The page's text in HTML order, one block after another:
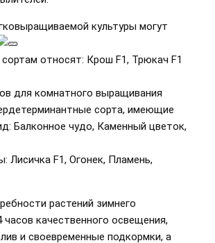
культуры могут
относят: Крош F1, Трюкач F1
для комнатного выращивания
сорта, имеющие
Балконное чудо, Каменный цветок,
Лисичка F1, Огонек, Пламень,
растений зимнего
часов качественного освещения,
и своевременные подкормки, а